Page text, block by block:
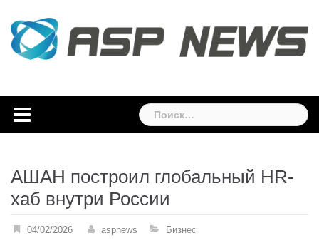
content
Найти:
АШАН построил глобальный HR-
хаб внутри России
04/02/2026 aspnews Бизнес